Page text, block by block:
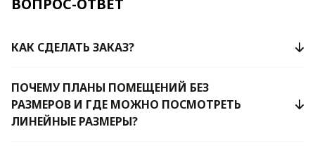
КАК СДЕЛАТЬ ЗАКАЗ?
ПОЧЕМУ ПЛАНЫ ПОМЕЩЕНИЙ БЕЗ
РАЗМЕРОВ И ГДЕ МОЖНО ПОСМОТРЕТЬ
ЛИНЕЙНЫЕ РАЗМЕРЫ?